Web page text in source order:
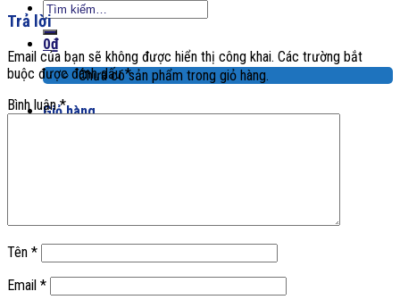
Tìm
kiếm:
0₫
Chưa có sản phẩm trong giỏ hàng.
Giỏ hàng
Trả lời
Email của bạn sẽ không được hiển thị công khai. Các trường bắt
buộc được đánh dấu*
Bình luận*
Tên *
Email *